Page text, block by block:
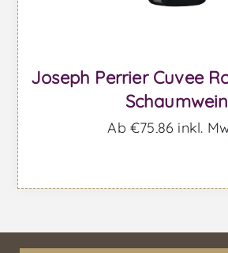
Joseph Perrier Cuvee
Schaumwein
Ab €75,86 inkl.